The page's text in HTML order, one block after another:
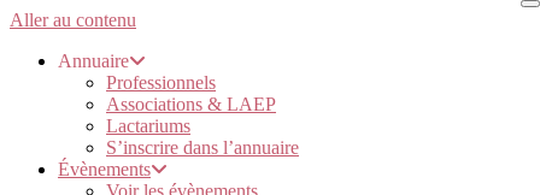
Aller au contenu
Annuaire
Professionnels
Associations & LAEP
Lactariums
S’inscrire dans l’annuaire
Évènements
Voir les évènements